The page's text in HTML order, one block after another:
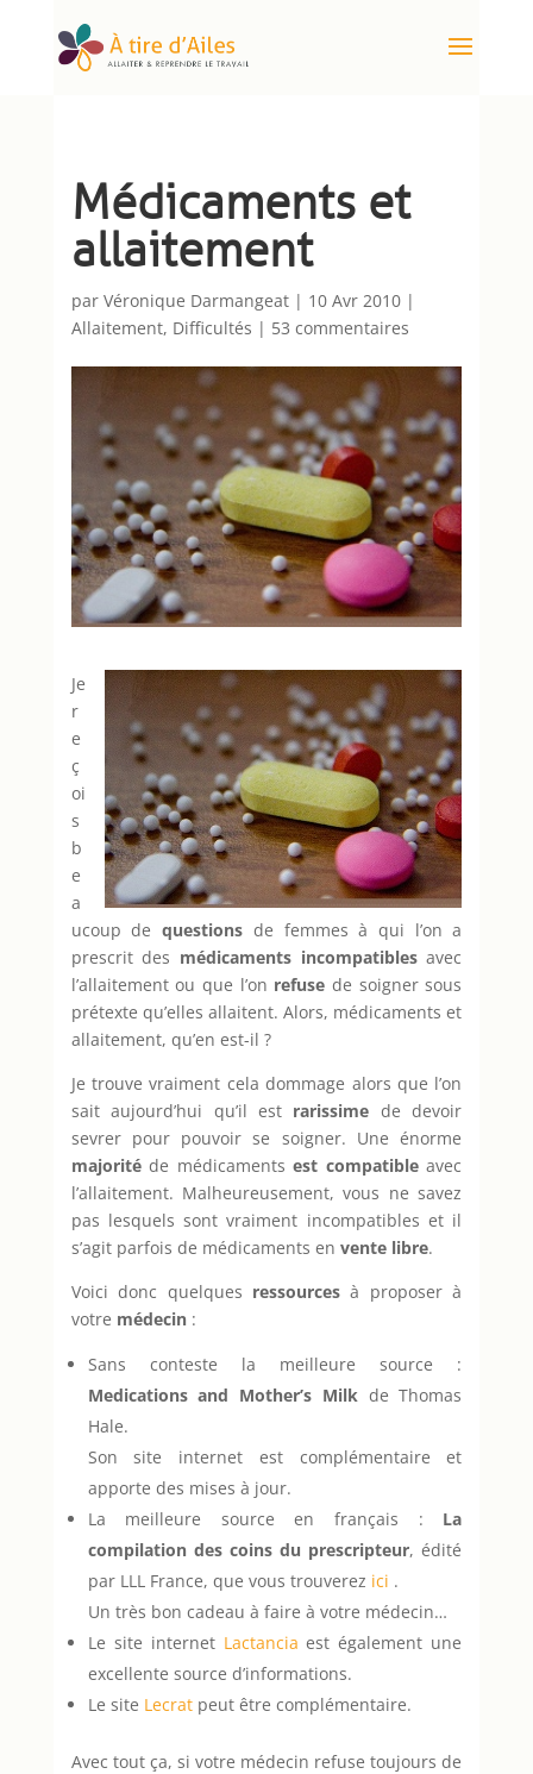
Médicaments et
allaitement
par Véronique Darmangeat| 10 Avr 2010|
Allaitement, Difficultés | 53 commentaires
Je
r
e
ç
oi
s
b
e
a
ucoup dequestions de femmes à qui l’on a
prescrit des médicaments incompatiblesavec
l’allaitement ou que l’on refuse de soigner sous
prétexte qu’elles allaitent. Alors, médicaments et
allaitement, qu’en est-il ?
Je trouve vraiment cela dommage alors que l’on
sait aujourd’hui qu’il est rarissime de devoir
sevrer pour pouvoir se soigner. Une énorme
majoritéde médicamentsest compatibleavec
l’allaitement. Malheureusement, vous ne savez
pas lesquels sont vraiment incompatibles et il
s’agit parfois de médicaments en vente libre.
Voici donc quelques ressourcesà proposer à
votre médecin :
Sans conteste la meilleure source :
Medications and Mother’s Milkde Thomas
Hale.
Son site internet est complémentaire et
apporte des mises à jour.
La meilleure source en français : La
compilation des coins du prescripteur, édité
par LLL France, que vous trouverez ici .
Un très bon cadeau à faire à votre médecin…
Le site internet Lactancia est également une
excellente source d’informations.
Le site Lecrat peut être complémentaire.
Avec tout ça, si votre médecin refuse toujours de